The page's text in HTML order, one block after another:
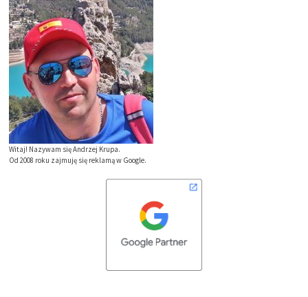
Witaj! Nazywam się Andrzej Krupa.
Od 2008 roku zajmuję się reklamą w Google.